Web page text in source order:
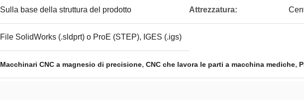
Sulla base della struttura del prodotto Attrezzatura:
File SolidWorks (.sldprt) o ProE (STEP), IGES (.igs)
Macchinari CNC a magnesio di precisione, CNC che lavora le parti a macchina mediche,